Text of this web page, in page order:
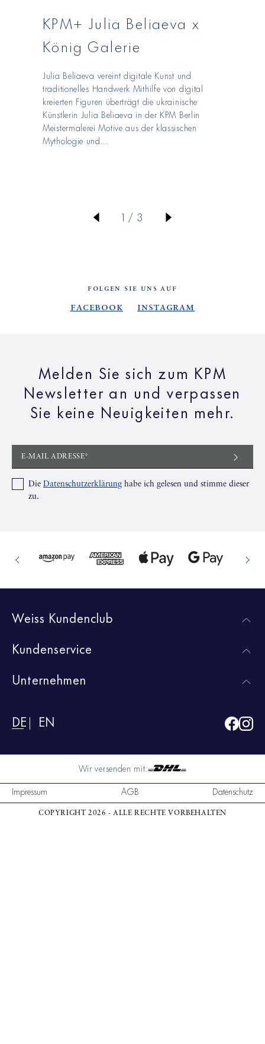
KPM+ Julia Beliaeva x
König Galerie
Julia Beliaeva vereint digitale Kunst und
traditionelles Handwerk Mithilfe von digital
kreierten Figuren überträgt die ukrainische
Künstlerin Julia Beliaeva in der KPM Berlin
Meistermalerei Motive aus der klassischen
Mythologie und...
1 / von
3
FOLGEN SIE UNS AUF
Facebook Instagram
Melden Sie sich zum KPM
Newsletter an und verpassen
Sie keine Neuigkeiten mehr.
E-MAIL ADRESSE*
Die Datenschutzerklärung habe ich gelesen und stimme dieser
zu.
Weiss Kundenclub
Kundenservice
Unternehmen
DE EN
Wir versenden mit:
Impressum
AGB Datenschutz
COPYRIGHT 2026 - ALLE RECHTE VORBEHALTEN